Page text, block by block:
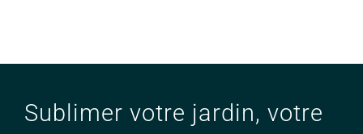
Sublimer votre jardin, votre